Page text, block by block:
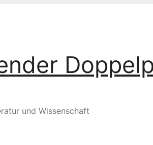
und Wissenschaft